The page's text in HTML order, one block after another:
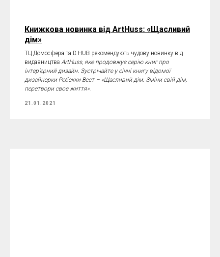
Книжкова новинка від ArtHuss: «Щасливий
дім»
ТЦ Домосфера та D.HUB рекомендують чудову новинку від
видавництва ArtHuss, яке продовжує серію книг про
інтер’єрний дизайн. Зустрічайте у січні книгу відомої
дизайнерки Ребекки Вест – «Щасливий дім. Зміни свій дім,
перетвори своє життя».
21.01.2021